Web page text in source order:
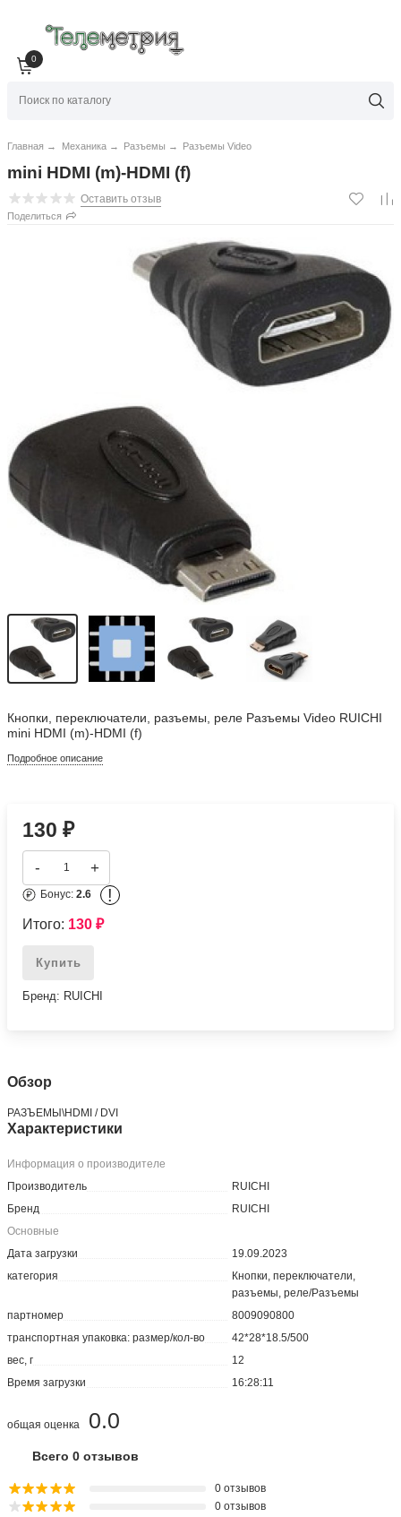
0
Главная → Механика → Разъемы → Разъемы Video
mini HDMI (m)-HDMI (f)
Оставить отзыв
Поделиться
Кнопки, переключатели, разъемы, реле Разъемы Video RUICHI
mini HDMI (m)-HDMI (f)
Подробное описание
130₽
- +
Бонус:2.6 !
Итого: 130₽
Купить
Бренд: RUICHI
Обзор
РАЗЪЕМЫ\HDMI / DVI
Характеристики
Информация о производителе
Производитель
RUICHI
Бренд
RUICHI
Основные
Дата загрузки
19.09.2023
категория
Кнопки, переключатели,
разъемы, реле/Разъемы
партномер
8009090800
транспортная упаковка: размер/кол-во
42*28*18.5/500
вес, г
12
Время загрузки
16:28:11
0.0
общая оценка
Всего 0 отзывов
0 отзывов
0 отзывов